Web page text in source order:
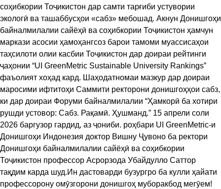
соҳибкории Тоҷикистон дар самти тарғиби устувории
экологӣ ва ташаббусҳои «сабз» мебошад. Акнун Донишгоҳи
байналмилалии сайёҳӣ ва соҳибкории Тоҷикистон ҳамчун
маркази асосии ҳамоҳангсоз барои тамоми муассисаҳои
таҳсилоти олии касбии Тоҷикистон дар доираи рейтинги
ҷаҳонии “UI GreenMetric Sustainable University Rankings”
фаъолият хоҳад кард. Шаҳодатномаи мазкур дар доираи
маросими ифтитоҳи Саммити ректорони донишгоҳҳои сабз,
ки дар доираи Форуми байналмилалии “Ҳамкорӣ ба хотири
рушди устовор: Сабз. Рақамӣ. Ҳушманд.” 15 апрели соли
2026 баргузор гардид, аз ҷониби. роҳбари UI GreenMetric-и
Донишгоҳи Индонезия доктор Вишну Ҷувоно ба ректори
Донишгоҳи байналмилалии сайёҳӣ ва соҳибкории
Тоҷикистон профессор Асрорзода Убайдулло Саттор
тақдим карда шуд.​Ин дастоварди бузургро ба кулли ҳайати
профессорону омӯзгорони донишгоҳ муборакбод мегӯем!